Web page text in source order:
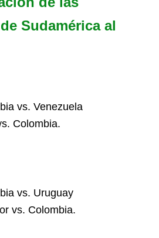
Sudamérica al
vs. Venezuela
Colombia.
vs. Uruguay
vs. Colombia.